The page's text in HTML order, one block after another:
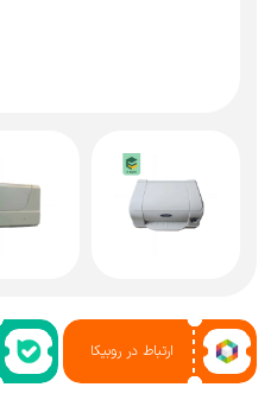
ارتباط در روبیکا